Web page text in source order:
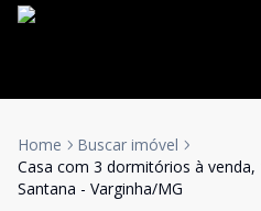
Home
Buscar imóvel
Casa com 3 dormitórios à venda,
Santana - Varginha/MG